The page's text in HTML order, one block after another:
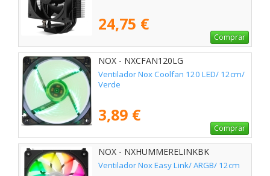
24,75 €
Comprar
NOX - NXCFAN120LG
Ventilador Nox Coolfan 120 LED/ 12cm/
Verde
3,89 €
Comprar
NOX - NXHUMMERELINKBK
Ventilador Nox Easy Link/ ARGB/ 12cm